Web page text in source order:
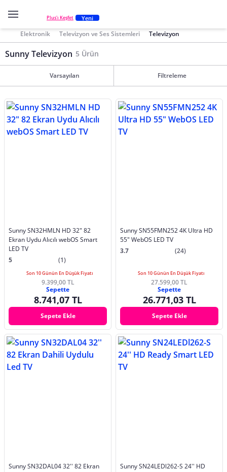
Plus'ı Keşfet Yeni
Elektronik Televizyon ve Ses Sistemleri Televizyon
Sunny Televizyon 5 Ürün
Varsayılan Filtreleme
Sunny SN32HMLN HD 32" 82
Ekran Uydu Alıcılı webOS Smart
LED TV
5
(1)
Son 10 Günün En Düşük Fiyatı
9.399,00 TL
Sepette
8.741,07 TL
Sepete Ekle
Sunny SN55FMN252 4K Ultra HD
55" WebOS LED TV
3.7
(24)
Son 10 Günün En Düşük Fiyatı
27.599,00 TL
Sepette
26.771,03 TL
Sepete Ekle
Sunny SN32DAL04 32'' 82 Ekran
Sunny SN24LEDl262-S 24'' HD